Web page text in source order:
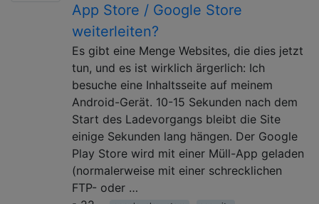
App Store / Google Store
weiterleiten?
Es gibt eine Menge Websites, die dies jetzt
tun, und es ist wirklich ärgerlich: Ich
besuche eine Inhaltsseite auf meinem
Android-Gerät. 10-15 Sekunden nach dem
Start des Ladevorgangs bleibt die Site
einige Sekunden lang hängen. Der Google
Play Store wird mit einer Müll-App geladen
(normalerweise mit einer schrecklichen
FTP- oder …